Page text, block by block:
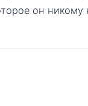
он никому